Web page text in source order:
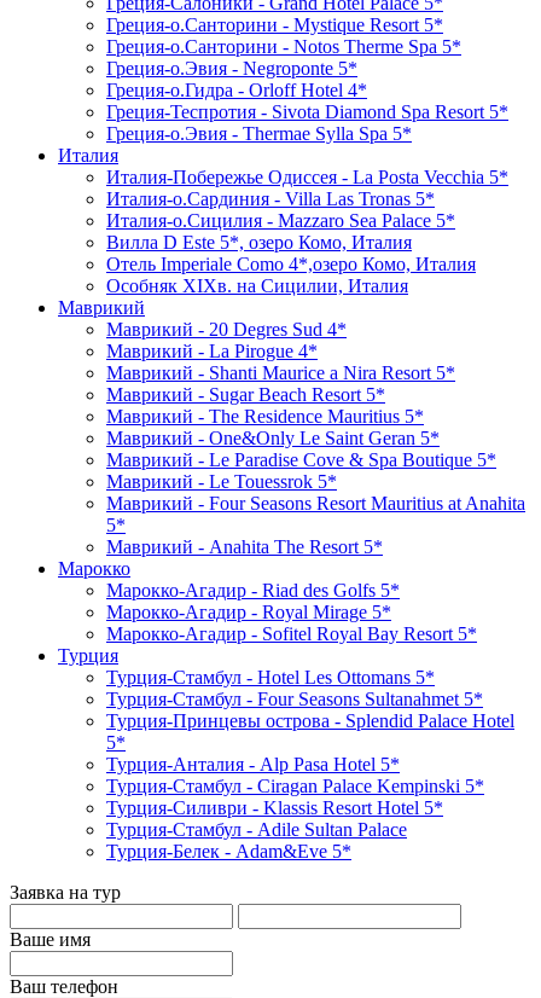
Греция-о.Санторини - Mystique Resort 5*
Греция-о.Санторини - Notos Therme Spa 5*
Греция-о.Эвия - Negroponte 5*
Греция-о.Гидра - Orloff Hotel 4*
Греция-Теспротия - Sivota Diamond Spa Resort 5*
Греция-о.Эвия - Thermae Sylla Spa 5*
Италия
Италия-Побережье Одиссея - La Posta Vecchia 5*
Италия-о.Сардиния - Villa Las Tronas 5*
Италия-о.Сицилия - Mazzaro Sea Palace 5*
Вилла D Este 5*, озеро Комо, Италия
Отель Imperiale Como 4*,озеро Комо, Италия
Особняк XIXв. на Сицилии, Италия
Маврикий
Маврикий - 20 Degres Sud 4*
Маврикий - La Pirogue 4*
Маврикий - Shanti Maurice a Nira Resort 5*
Маврикий - Sugar Beach Resort 5*
Маврикий - The Residence Mauritius 5*
Маврикий - One&Only Le Saint Geran 5*
Маврикий - Le Paradise Cove & Spa Boutique 5*
Маврикий - Le Touessrok 5*
Маврикий - Four Seasons Resort Mauritius at Anahita
5*
Маврикий - Anahita The Resort 5*
Марокко
Марокко-Агадир - Riad des Golfs 5*
Марокко-Агадир - Royal Mirage 5*
Марокко-Агадир - Sofitel Royal Bay Resort 5*
Турция
Турция-Стамбул - Hotel Les Ottomans 5*
Турция-Стамбул - Four Seasons Sultanahmet 5*
Турция-Принцевы острова - Splendid Palace Hotel
5*
Турция-Анталия - Alp Pasa Hotel 5*
Турция-Стамбул - Ciragan Palace Kempinski 5*
Турция-Силиври - Klassis Resort Hotel 5*
Турция-Стамбул - Adile Sultan Palace
Турция-Белек - Adam&Eve 5*
Заявка на тур
Ваше имя
Ваш телефон